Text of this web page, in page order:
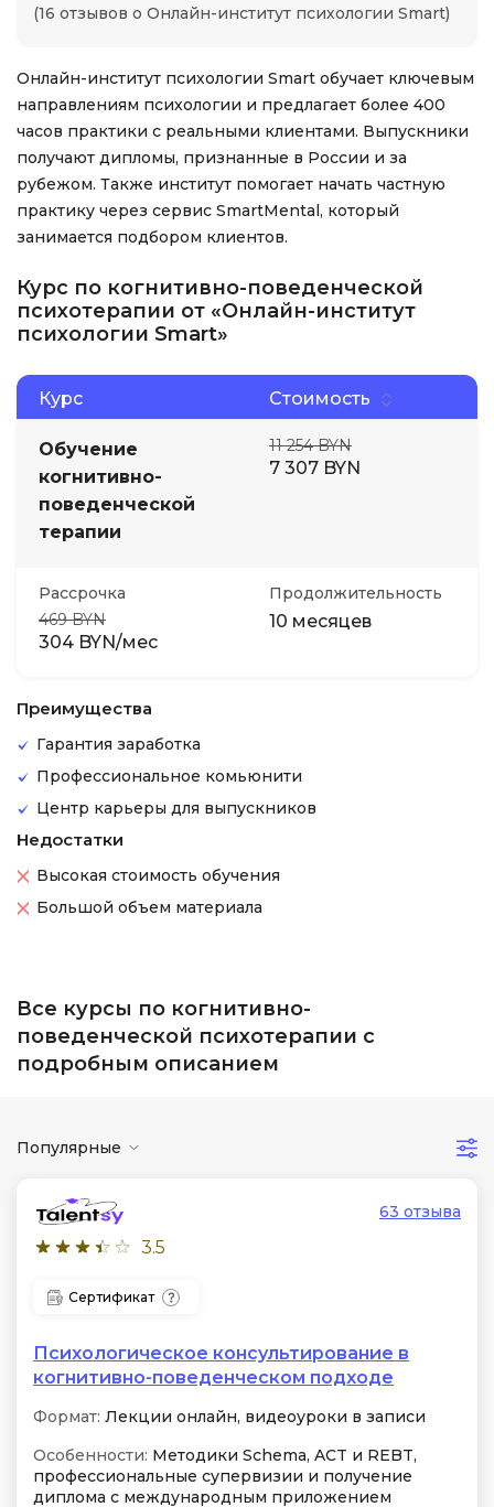
(16 отзывов о Онлайн-институт психологии Smart)
Онлайн-институт психологии Smart обучает ключевым
направлениям психологии и предлагает более 400
часов практики с реальными клиентами. Выпускники
получают дипломы, признанные в России и за
рубежом. Также институт помогает начать частную
практику через сервис SmartMental, который
занимается подбором клиентов.
Курс по когнитивно-поведенческой
психотерапии от «Онлайн-институт
психологии Smart»
Курс Стоимость
Обучение
когнитивно-
поведенческой
терапии
11 254 BYN
7 307 BYN
Рассрочка
469 BYN
304 BYN/мес
Продолжительность
10 месяцев
Преимущества
Гарантия заработка
Профессиональное комьюнити
Центр карьеры для выпускников
Недостатки
Высокая стоимость обучения
Большой объем материала
Все курсы по когнитивно-
поведенческой психотерапии с
подробным описанием
Популярные
3.5
63 отзыва
Сертификат
Психологическое консультирование в
когнитивно-поведенческом подходе
Формат: Лекции онлайн, видеоуроки в записи
Особенности: Методики Schema, ACT и REBT,
профессиональные супервизии и получение
диплома с международным приложением